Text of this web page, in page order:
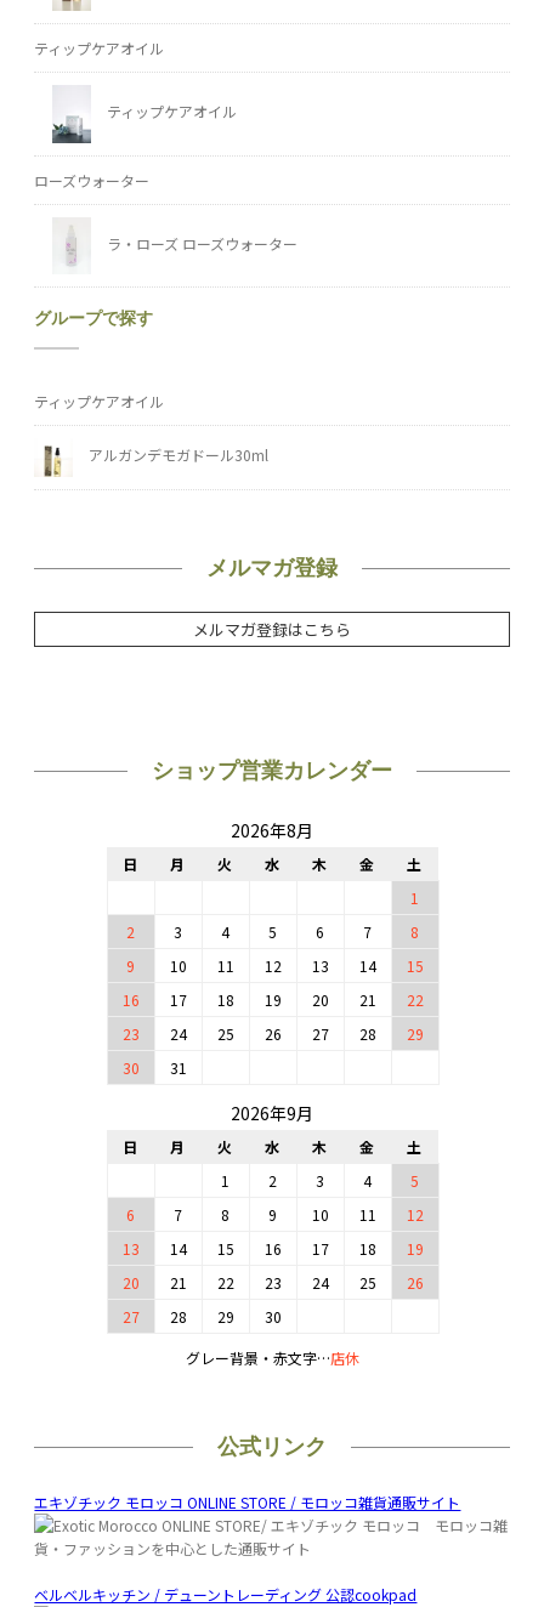
ティップケアオイル
ティップケアオイル
ローズウォーター
ラ・ローズ ローズウォーター
グループで探す
ティップケアオイル
アルガンデモガドール30ml
メルマガ登録
メルマガ登録はこちら
ショップ営業カレンダー
2026年8月
日 月 火 水 木 金
土
1
2
3 4 5 6 7
8
9
10 11 12 13 14
15
16
17 18 19 20 21
22
23
24 25 26 27 28
29
30
31
2026年9月
日 月 火 水 木 金
土
1
2 3 4
5
6
7 8 9 10 11
12
13
14 15 16 17 18
19
20
21 22 23 24 25
26
27
28 29
30
グレー背景・赤文字…店休
公式リンク
エキゾチック モロッコ ONLINE STORE / モロッコ雑貨通販サイト
ベルベルキッチン / デューントレーディング 公認cookpad